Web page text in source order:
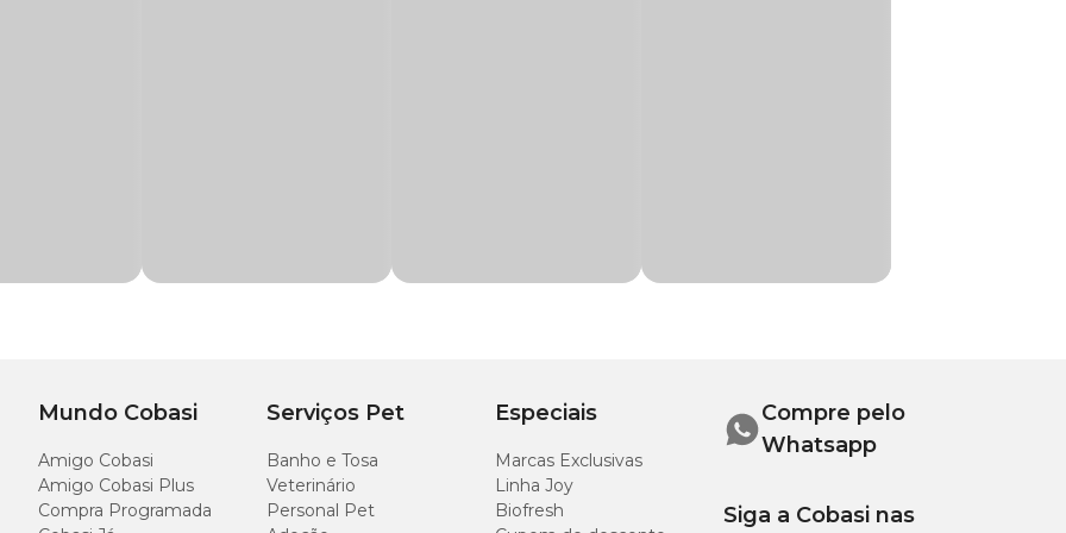
Sorbato de Potássio e Eritorbato de Sódio.
mastigáveis.
Mundo Cobasi
Amigo Cobasi
Amigo Cobasi Plus
Compra Programada
Serviços Pet
Banho e Tosa
Veterinário
Personal Pet
Especiais
Marcas Exclusivas
Linha Joy
Biofresh
Compre pelo
Whatsapp
Siga a Cobasi nas